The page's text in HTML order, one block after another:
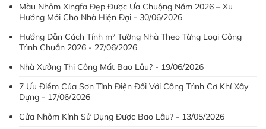
Màu Nhôm Xingfa Đẹp Được Ưa Chuộng Năm 2026 – Xu
Hướng Mới Cho Nhà Hiện Đại - 30/06/2026
Hướng Dẫn Cách Tính m² Tường Nhà Theo Từng Loại Công
Trình Chuẩn 2026 - 27/06/2026
Nhà Xưởng Thi Công Mất Bao Lâu? - 19/06/2026
7 Ưu Điểm Của Sơn Tĩnh Điện Đối Với Công Trình Cơ Khí Xây
Dựng - 17/06/2026
Cửa Nhôm Kính Sử Dụng Được Bao Lâu? - 13/05/2026